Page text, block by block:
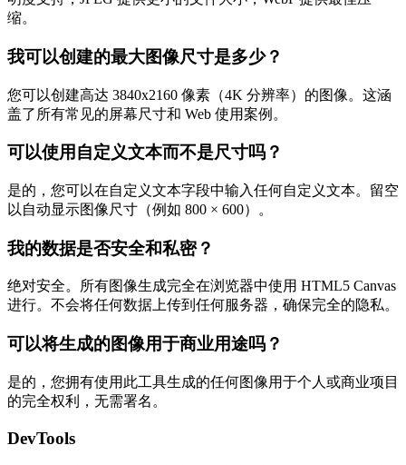
缩。
我可以创建的最大图像尺寸是多少？
您可以创建高达 3840x2160 像素（4K 分辨率）的图像。这涵
盖了所有常见的屏幕尺寸和 Web 使用案例。
可以使用自定义文本而不是尺寸吗？
是的，您可以在自定义文本字段中输入任何自定义文本。留空
以自动显示图像尺寸（例如 800 × 600）。
我的数据是否安全和私密？
绝对安全。所有图像生成完全在浏览器中使用 HTML5 Canvas
进行。不会将任何数据上传到任何服务器，确保完全的隐私。
可以将生成的图像用于商业用途吗？
是的，您拥有使用此工具生成的任何图像用于个人或商业项目
的完全权利，无需署名。
DevTools